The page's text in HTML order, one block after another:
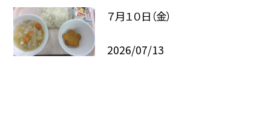
７月１０日（金）
2026/07/13